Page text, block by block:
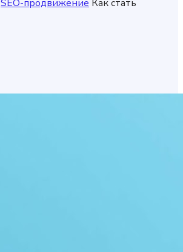
SEO-продвижение Как стать